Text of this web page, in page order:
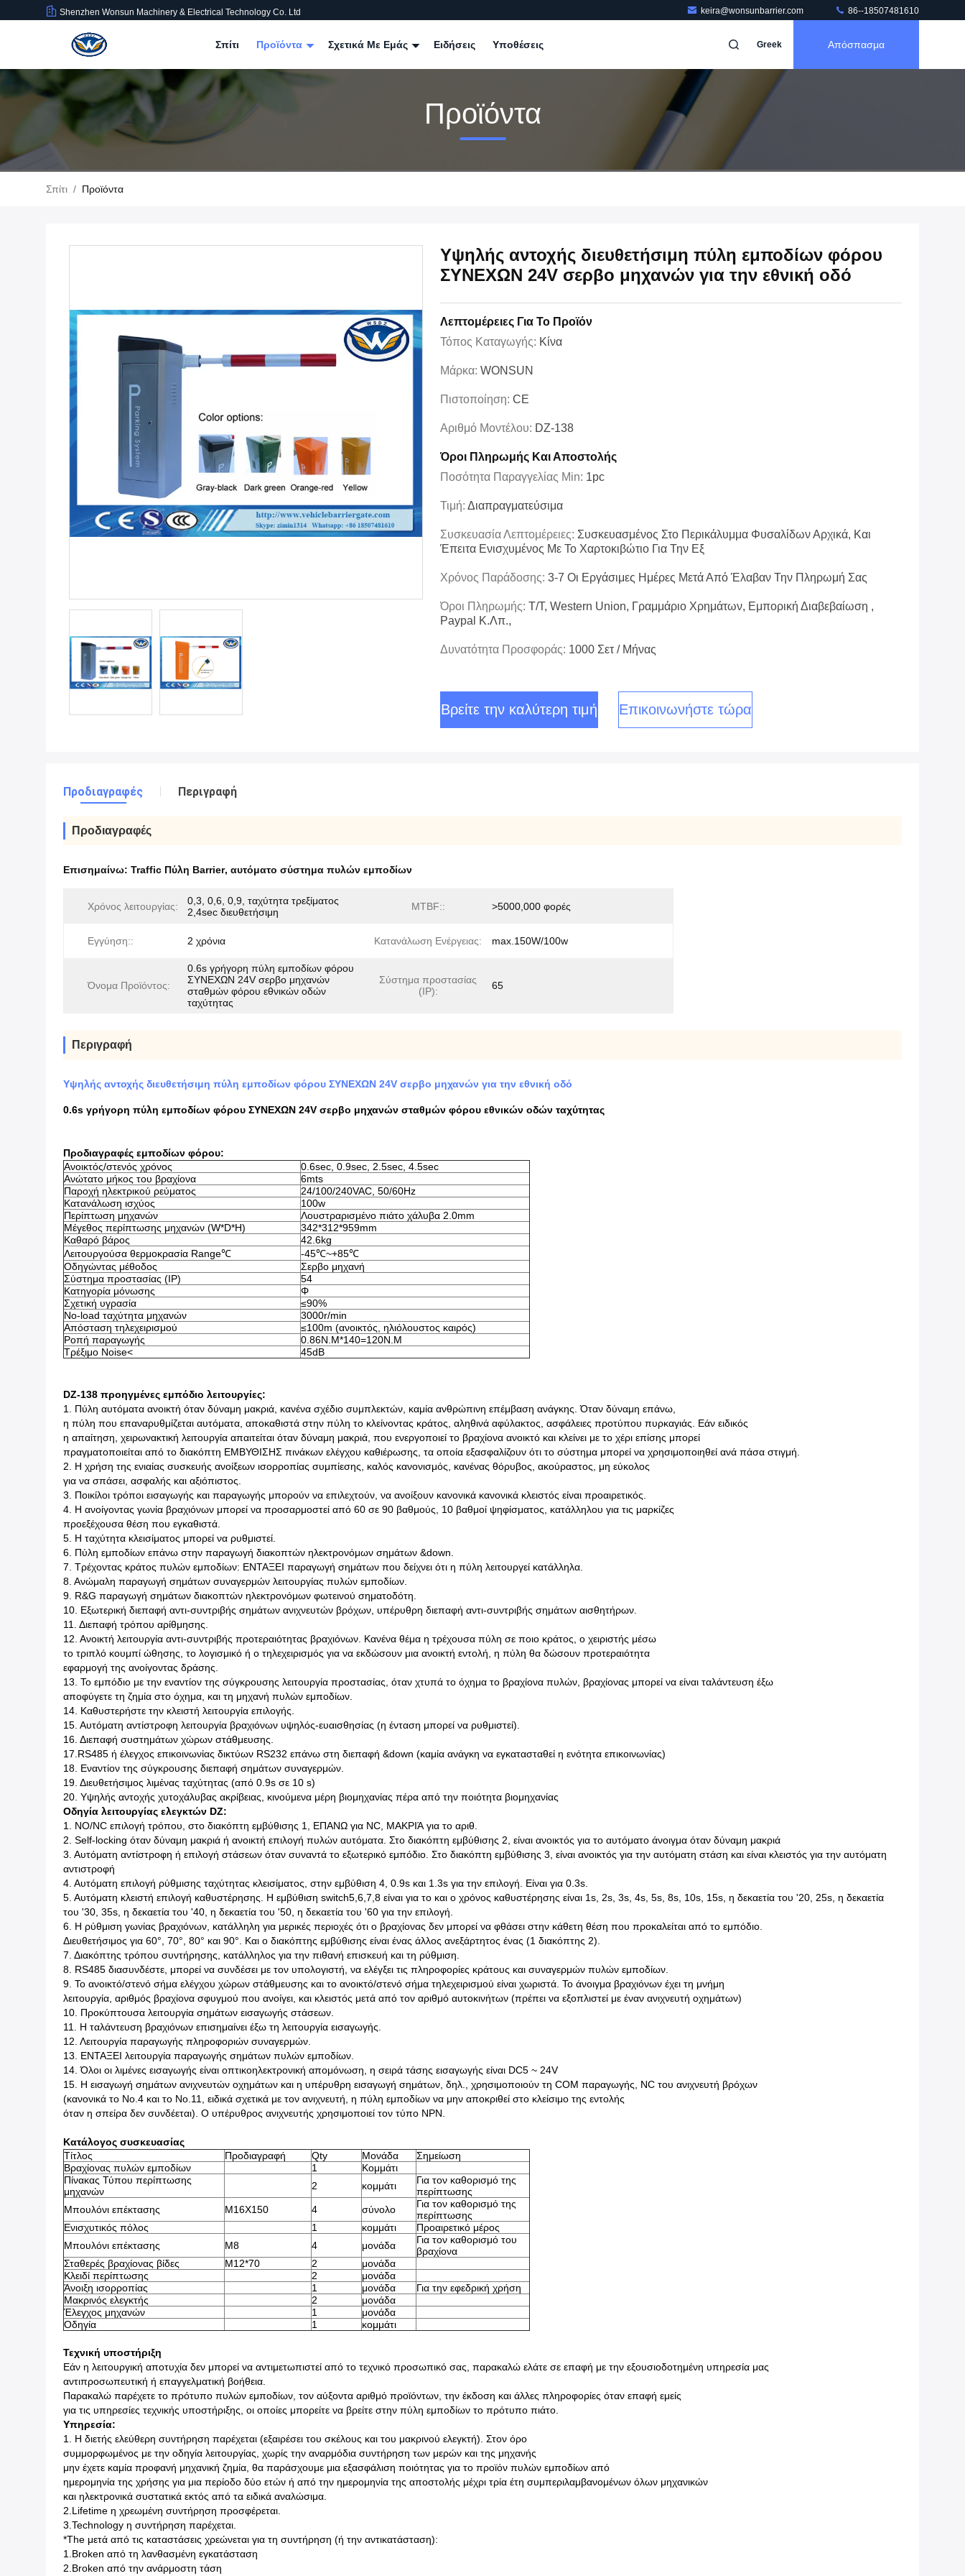
Shenzhen Wonsun Machinery & Electrical Technology Co. Ltd keira@wonsunbarrier.com 86--18507481610
Σπίτι Προϊόντα Σχετικά Με Εμάς Ειδήσεις Υποθέσεις Greek Απόσπασμα
Προϊόντα
Σπίτι / Προϊόντα
Υψηλής αντοχής διευθετήσιμη πύλη εμποδίων φόρου
ΣΥΝΕΧΩΝ 24V σερβο μηχανών για την εθνική οδό
Λεπτομέρειες Για Το Προϊόν
Τόπος Καταγωγής: Κίνα
Μάρκα: WONSUN
Πιστοποίηση: CE
Αριθμό Μοντέλου: DZ-138
Όροι Πληρωμής Και Αποστολής
Ποσότητα Παραγγελίας Min: 1pc
Τιμή: Διαπραγματεύσιμα
Συσκευασία Λεπτομέρειες: Συσκευασμένος Στο Περικάλυμμα Φυσαλίδων Αρχικά, Και
Έπειτα Ενισχυμένος Με Το Χαρτοκιβώτιο Για Την Εξ
Χρόνος Παράδοσης: 3-7 Οι Εργάσιμες Ημέρες Μετά Από Έλαβαν Την Πληρωμή Σας
Όροι Πληρωμής: T/T, Western Union, Γραμμάριο Χρημάτων, Εμπορική Διαβεβαίωση ,
Paypal Κ.λπ.,
Δυνατότητα Προσφοράς: 1000 Σετ / Μήνας
Βρείτε την καλύτερη τιμή Επικοινωνήστε τώρα
Προδιαγραφές Περιγραφή
Προδιαγραφές
Επισημαίνω: Traffic Πύλη Barrier, αυτόματο σύστημα πυλών εμποδίων
Χρόνος λειτουργίας:
0,3, 0,6, 0,9, ταχύτητα τρεξίματος
2,4sec διευθετήσιμη
MTBF:: >5000,000 φορές
Εγγύηση:: 2 χρόνια Κατανάλωση Ενέργειας: max.150W/100w
Όνομα Προϊόντος:
0.6s γρήγορη πύλη εμποδίων φόρου
ΣΥΝΕΧΩΝ 24V σερβο μηχανών
σταθμών φόρου εθνικών οδών
ταχύτητας
Σύστημα προστασίας
(IP):
65
Περιγραφή
Υψηλής αντοχής διευθετήσιμη πύλη εμποδίων φόρου ΣΥΝΕΧΩΝ 24V σερβο μηχανών για την εθνική οδό
0.6s γρήγορη πύλη εμποδίων φόρου ΣΥΝΕΧΩΝ 24V σερβο μηχανών σταθμών φόρου εθνικών οδών ταχύτητας
Προδιαγραφές εμποδίων φόρου:
Ανοικτός/στενός χρόνος
0.6sec, 0.9sec, 2.5sec, 4.5sec
Ανώτατο μήκος του βραχίονα
6mts
Παροχή ηλεκτρικού ρεύματος
24/100/240VAC, 50/60Hz
Κατανάλωση ισχύος
100w
Περίπτωση μηχανών
Λουστραρισμένο πιάτο χάλυβα 2.0mm
Μέγεθος περίπτωσης μηχανών (W*D*H)
342*312*959mm
Καθαρό βάρος
42.6kg
Λειτουργούσα θερμοκρασία Range℃
-45℃~+85℃
Οδηγώντας μέθοδος
Σερβο μηχανή
Σύστημα προστασίας (IP)
54
Κατηγορία μόνωσης
Φ
Σχετική υγρασία
≤90%
No-load ταχύτητα μηχανών
3000r/min
Απόσταση τηλεχειρισμού
≤100m (ανοικτός, ηλιόλουστος καιρός)
Ροπή παραγωγής
0.86N.M*140=120N.M
Τρέξιμο Noise<
45dB
DZ-138 προηγμένες εμπόδιο λειτουργίες:
1. Πύλη αυτόματα ανοικτή όταν δύναμη μακριά, κανένα σχέδιο συμπλεκτών, καμία ανθρώπινη επέμβαση ανάγκης. Όταν δύναμη επάνω,
η πύλη που επαναρυθμίζεται αυτόματα, αποκαθιστά στην πύλη το κλείνοντας κράτος, αληθινά αφύλακτος, ασφάλειες προτύπου πυρκαγιάς. Εάν ειδικός
η απαίτηση, χειρωνακτική λειτουργία απαιτείται όταν δύναμη μακριά, που ενεργοποιεί το βραχίονα ανοικτό και κλείνει με το χέρι επίσης μπορεί
πραγματοποιείται από το διακόπτη ΕΜΒΥΘΙΣΗΣ πινάκων ελέγχου καθιέρωσης, τα οποία εξασφαλίζουν ότι το σύστημα μπορεί να χρησιμοποιηθεί ανά πάσα στιγμή.
2. Η χρήση της ενιαίας συσκευής ανοίξεων ισορροπίας συμπίεσης, καλός κανονισμός, κανένας θόρυβος, ακούραστος, μη εύκολος
για να σπάσει, ασφαλής και αξιόπιστος.
3. Ποικίλοι τρόποι εισαγωγής και παραγωγής μπορούν να επιλεχτούν, να ανοίξουν κανονικά κανονικά κλειστός είναι προαιρετικός.
4. Η ανοίγοντας γωνία βραχιόνων μπορεί να προσαρμοστεί από 60 σε 90 βαθμούς, 10 βαθμοί ψηφίσματος, κατάλληλου για τις μαρκίζες
προεξέχουσα θέση που εγκαθιστά.
5. Η ταχύτητα κλεισίματος μπορεί να ρυθμιστεί.
6. Πύλη εμποδίων επάνω στην παραγωγή διακοπτών ηλεκτρονόμων σημάτων &down.
7. Τρέχοντας κράτος πυλών εμποδίων: ΕΝΤΑΞΕΙ παραγωγή σημάτων που δείχνει ότι η πύλη λειτουργεί κατάλληλα.
8. Ανώμαλη παραγωγή σημάτων συναγερμών λειτουργίας πυλών εμποδίων.
9. R&G παραγωγή σημάτων διακοπτών ηλεκτρονόμων φωτεινού σηματοδότη.
10. Εξωτερική διεπαφή αντι-συντριβής σημάτων ανιχνευτών βρόχων, υπέρυθρη διεπαφή αντι-συντριβής σημάτων αισθητήρων.
11. Διεπαφή τρόπου αρίθμησης.
12. Ανοικτή λειτουργία αντι-συντριβής προτεραιότητας βραχιόνων. Κανένα θέμα η τρέχουσα πύλη σε ποιο κράτος, ο χειριστής μέσω
το τριπλό κουμπί ώθησης, το λογισμικό ή ο τηλεχειρισμός για να εκδώσουν μια ανοικτή εντολή, η πύλη θα δώσουν προτεραιότητα
εφαρμογή της ανοίγοντας δράσης.
13. Το εμπόδιο με την εναντίον της σύγκρουσης λειτουργία προστασίας, όταν χτυπά το όχημα το βραχίονα πυλών, βραχίονας μπορεί να είναι ταλάντευση έξω
αποφύγετε τη ζημία στο όχημα, και τη μηχανή πυλών εμποδίων.
14. Καθυστερήστε την κλειστή λειτουργία επιλογής.
15. Αυτόματη αντίστροφη λειτουργία βραχιόνων υψηλός-ευαισθησίας (η ένταση μπορεί να ρυθμιστεί).
16. Διεπαφή συστημάτων χώρων στάθμευσης.
17.RS485 ή έλεγχος επικοινωνίας δικτύων RS232 επάνω στη διεπαφή &down (καμία ανάγκη να εγκατασταθεί η ενότητα επικοινωνίας)
18. Εναντίον της σύγκρουσης διεπαφή σημάτων συναγερμών.
19. Διευθετήσιμος λιμένας ταχύτητας (από 0.9s σε 10 s)
20. Υψηλής αντοχής χυτοχάλυβας ακρίβειας, κινούμενα μέρη βιομηχανίας πέρα από την ποιότητα βιομηχανίας
Οδηγία λειτουργίας ελεγκτών DZ:
1. NO/NC επιλογή τρόπου, στο διακόπτη εμβύθισης 1, ΕΠΑΝΩ για NC, ΜΑΚΡΙΆ για το αριθ.
2. Self-locking όταν δύναμη μακριά ή ανοικτή επιλογή πυλών αυτόματα. Στο διακόπτη εμβύθισης 2, είναι ανοικτός για το αυτόματο άνοιγμα όταν δύναμη μακριά
3. Αυτόματη αντίστροφη ή επιλογή στάσεων όταν συναντά το εξωτερικό εμπόδιο. Στο διακόπτη εμβύθισης 3, είναι ανοικτός για την αυτόματη στάση και είναι κλειστός για την αυτόματη
αντιστροφή
4. Αυτόματη επιλογή ρύθμισης ταχύτητας κλεισίματος, στην εμβύθιση 4, 0.9s και 1.3s για την επιλογή. Είναι για 0.3s.
5. Αυτόματη κλειστή επιλογή καθυστέρησης. Η εμβύθιση switch5,6,7,8 είναι για το και ο χρόνος καθυστέρησης είναι 1s, 2s, 3s, 4s, 5s, 8s, 10s, 15s, η δεκαετία του '20, 25s, η δεκαετία
του '30, 35s, η δεκαετία του '40, η δεκαετία του '50, η δεκαετία του '60 για την επιλογή.
6. Η ρύθμιση γωνίας βραχιόνων, κατάλληλη για μερικές περιοχές ότι ο βραχίονας δεν μπορεί να φθάσει στην κάθετη θέση που προκαλείται από το εμπόδιο.
Διευθετήσιμος για 60°, 70°, 80° και 90°. Και ο διακόπτης εμβύθισης είναι ένας άλλος ανεξάρτητος ένας (1 διακόπτης 2).
7. Διακόπτης τρόπου συντήρησης, κατάλληλος για την πιθανή επισκευή και τη ρύθμιση.
8. RS485 διασυνδέστε, μπορεί να συνδέσει με τον υπολογιστή, να ελέγξει τις πληροφορίες κράτους και συναγερμών πυλών εμποδίων.
9. Το ανοικτό/στενό σήμα ελέγχου χώρων στάθμευσης και το ανοικτό/στενό σήμα τηλεχειρισμού είναι χωριστά. Το άνοιγμα βραχιόνων έχει τη μνήμη
λειτουργία, αριθμός βραχίονα σφυγμού που ανοίγει, και κλειστός μετά από τον αριθμό αυτοκινήτων (πρέπει να εξοπλιστεί με έναν ανιχνευτή οχημάτων)
10. Προκύπτουσα λειτουργία σημάτων εισαγωγής στάσεων.
11. Η ταλάντευση βραχιόνων επισημαίνει έξω τη λειτουργία εισαγωγής.
12. Λειτουργία παραγωγής πληροφοριών συναγερμών.
13. ΕΝΤΑΞΕΙ λειτουργία παραγωγής σημάτων πυλών εμποδίων.
14. Όλοι οι λιμένες εισαγωγής είναι οπτικοηλεκτρονική απομόνωση, η σειρά τάσης εισαγωγής είναι DC5 ~ 24V
15. Η εισαγωγή σημάτων ανιχνευτών οχημάτων και η υπέρυθρη εισαγωγή σημάτων, δηλ., χρησιμοποιούν τη COM παραγωγής, NC του ανιχνευτή βρόχων
(κανονικά το No.4 και το No.11, ειδικά σχετικά με τον ανιχνευτή, η πύλη εμποδίων να μην αποκριθεί στο κλείσιμο της εντολής
όταν η σπείρα δεν συνδέεται). Ο υπέρυθρος ανιχνευτής χρησιμοποιεί τον τύπο NPN.
Κατάλογος συσκευασίας
Τίτλος
Προδιαγραφή Qty Μονάδα
Σημείωση
Βραχίονας πυλών εμποδίων
1
Κομμάτι
Πίνακας Τύπου περίπτωσης
μηχανών
2 κομμάτι
Για τον καθορισμό της
περίπτωσης
Μπουλόνι επέκτασης
M16X150 4 σύνολο
Για τον καθορισμό της
περίπτωσης
Ενισχυτικός πόλος
1 κομμάτι
Προαιρετικό μέρος
Μπουλόνι επέκτασης
M8 4 μονάδα
Για τον καθορισμό του
βραχίονα
Σταθερές βραχίονας βίδες
M12*70 2
μονάδα
Κλειδί περίπτωσης
2
μονάδα
Άνοιξη ισορροπίας
1 μονάδα
Για την εφεδρική χρήση
Μακρινός ελεγκτής
2
μονάδα
Έλεγχος μηχανών
1
μονάδα
Οδηγία
1 κομμάτι
Τεχνική υποστήριξη
Εάν η λειτουργική αποτυχία δεν μπορεί να αντιμετωπιστεί από το τεχνικό προσωπικό σας, παρακαλώ ελάτε σε επαφή με την εξουσιοδοτημένη υπηρεσία μας
αντιπροσωπευτική ή επαγγελματική βοήθεια.
Παρακαλώ παρέχετε το πρότυπο πυλών εμποδίων, τον αύξοντα αριθμό προϊόντων, την έκδοση και άλλες πληροφορίες όταν επαφή εμείς
για τις υπηρεσίες τεχνικής υποστήριξης, οι οποίες μπορείτε να βρείτε στην πύλη εμποδίων το πρότυπο πιάτο.
Υπηρεσία:
1. Η διετής ελεύθερη συντήρηση παρέχεται (εξαιρέσει του σκέλους και του μακρινού ελεγκτή). Στον όρο
συμμορφωμένος με την οδηγία λειτουργίας, χωρίς την αναρμόδια συντήρηση των μερών και της μηχανής
μην έχετε καμία προφανή μηχανική ζημία, θα παράσχουμε μια εξασφάλιση ποιότητας για το προϊόν πυλών εμποδίων από
ημερομηνία της χρήσης για μια περίοδο δύο ετών ή από την ημερομηνία της αποστολής μέχρι τρία έτη συμπεριλαμβανομένων όλων μηχανικών
και ηλεκτρονικά συστατικά εκτός από τα ειδικά αναλώσιμα.
2.Lifetime η χρεωμένη συντήρηση προσφέρεται.
3.Technology η συντήρηση παρέχεται.
*The μετά από τις καταστάσεις χρεώνεται για τη συντήρηση (ή την αντικατάσταση):
1.Broken από τη λανθασμένη εγκατάσταση
2.Broken από την ανάρμοστη τάση